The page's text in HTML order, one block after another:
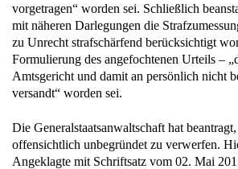
vorgetragen“ worden sei. Schließlich
mit näheren Darlegungen die
zu Unrecht strafschärfend berücksichtigt
Formulierung des angefochtenen Urteils –
Amtsgericht und damit an persönlich nicht
versandt“ worden sei.
Die Generalstaatsanwaltschaft hat
offensichtlich unbegründet zu verwerfen.
Angeklagte mit Schriftsatz vom 02. Mai